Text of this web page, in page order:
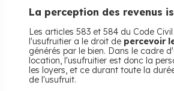
La perception des revenus
Les articles 583 et 584 du Code
l'usufruitier a le droit de percevoir
générés par le bien. Dans le cadre
location, l'usufruitier est donc la
les loyers, et ce durant toute la
de l'usufruit.